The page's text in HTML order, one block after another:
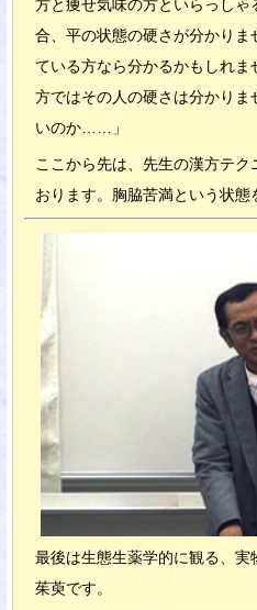
方と痩せ気味の方といらっし
合、平の状態の硬さが分かりま
ている方なら分かるかもしれ
方ではその人の硬さは分かり
いのか……」
ここから先は、先生の漢方テ
おります。胸脇苦満という状
最後は生態生薬学的に観る、
茱萸です。